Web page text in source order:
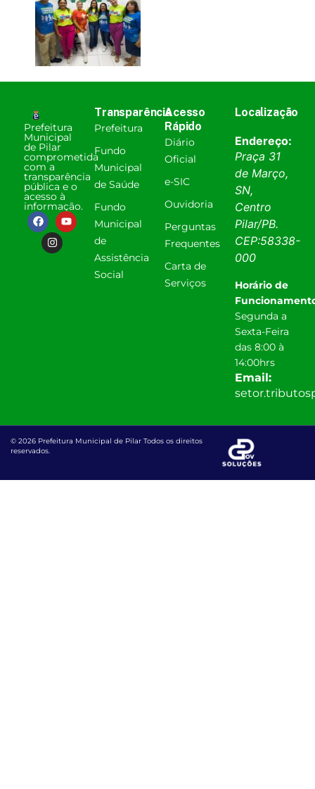
Prefeitura
Municipal
de Pilar
comprometida
com a
transparência
pública e o
acesso à
informação.
Transparência
Prefeitura
Fundo
Municipal
de Saúde
Fundo
Municipal
de
Assistência
Social
Acesso
Rápido
Diário
Oficial
e-SIC
Ouvidoria
Perguntas
Frequentes
Carta de
Serviços
Localização
Endereço:
Praça 31
de Março,
SN,
Centro
Pilar/PB.
CEP:58338-
000
Horário de
Segunda a
Sexta-Feira
das 8:00 à
14:00hrs
Email:
© 2026 Prefeitura Municipal de Pilar Todos os direitos
reservados.